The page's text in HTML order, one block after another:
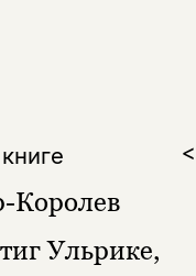
Королев
Ульрике,
>